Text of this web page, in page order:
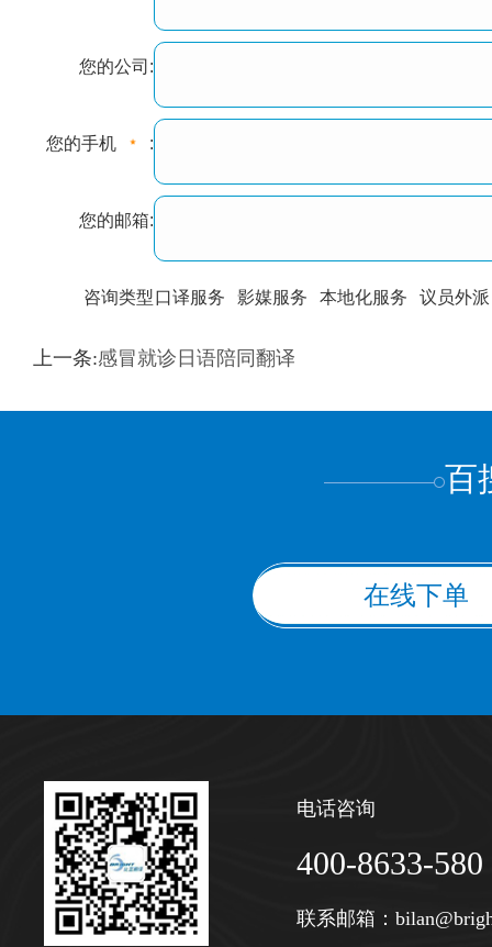
您的公司:
您的手机 :
您的邮箱:
咨询类型口译服务 影媒服务 本地化服务 议员外派
训翻译 标准级 专业级
上一条:感冒就诊日语陪同翻译
百
在线下单
电话咨询
400-8633-580
联系邮箱：